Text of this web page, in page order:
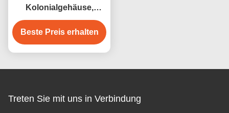
Kolonialgehäuse,
weißes Vinyl, 12 Fuß
PVC-Sockelleiste, PVC-
Fußleiste, dekoratives
Beste Preis erhalten
Treten Sie mit uns in Verbindung